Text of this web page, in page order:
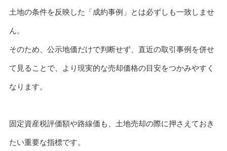
土地の条件を反映した「成約事例」とは必ずしも一致しませ
ん。
そのため、公示地価だけで判断せず、直近の取引事例を併せ
て見ることで、より現実的な売却価格の目安をつかみやすく
なります。
固定資産税評価額や路線価も、土地売却の際に押さえておき
たい重要な指標です。